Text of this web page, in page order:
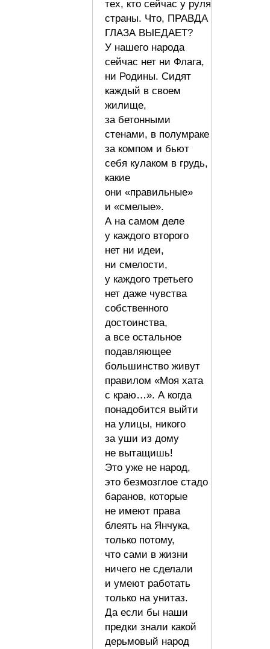
тех, кто сейчас у руля
страны. Что, ПРАВДА
ГЛАЗА ВЫЕДАЕТ?
У нашего народа
сейчас нет ни Флага,
ни Родины. Сидят
каждый в своем
жилище,
за бетонными
стенами, в полумраке
за компом и бьют
себя кулаком в грудь,
какие
они «правильные»
и «смелые».
А на самом деле
у каждого второго
нет ни идеи,
ни смелости,
у каждого третьего
нет даже чувства
собственного
достоинства,
а все остальное
подавляющее
большинство живут
правилом «Моя хата
с краю…». А когда
понадобится выйти
на улицы, никого
за уши из дому
не вытащишь!
Это уже не народ,
это безмозглое стадо
баранов, которые
не имеют права
блеять на Янчука,
только потому,
что сами в жизни
ничего не сделали
и умеют работать
только на унитаз.
Да если бы наши
предки знали какой
дерьмовый народ